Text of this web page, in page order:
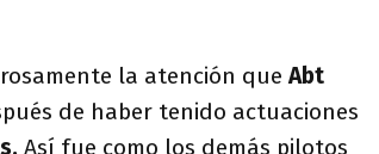
la atención que Abt
de haber tenido actuaciones
Así fue como los demás pilotos